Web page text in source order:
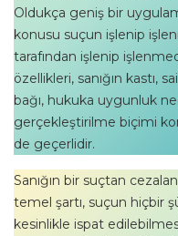
Oldukça geniş bir
konusu suçun işlenip
tarafından işlenip
özellikleri, sanığın kastı,
bağı, hukuka uygunluk
gerçekleştirilme biçimi
de geçerlidir.
Sanığın bir suçtan
temel şartı, suçun hiçbir
kesinlikle ispat